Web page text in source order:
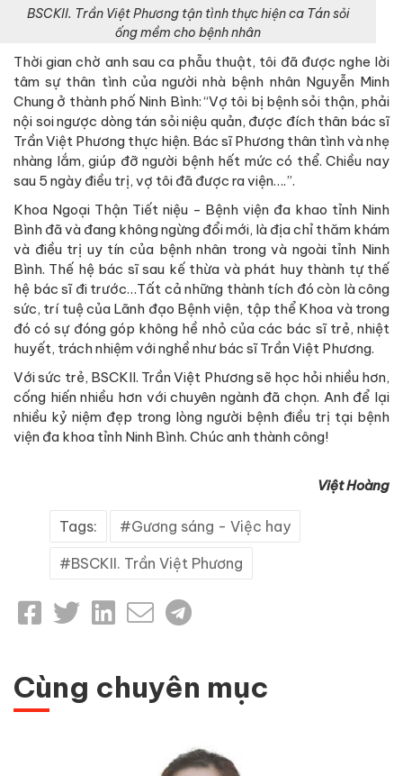
BSCKII. Trần Việt Phương tận tình thực hiện ca Tán sỏi
ống mềm cho bệnh nhân
Thời gian chờ anh sau ca phẫu thuật, tôi đã được nghe lời
tâm sự thân tình của người nhà bệnh nhân Nguyễn Minh
Chung ở thành phố Ninh Bình: “Vợ tôi bị bệnh sỏi thận, phải
nội soi ngược dòng tán sỏi niệu quản, được đích thân bác sĩ
Trần Việt Phương thực hiện. Bác sĩ Phương thân tình và nhẹ
nhàng lắm, giúp đỡ người bệnh hết mức có thể. Chiều nay
sau 5 ngày điều trị, vợ tôi đã được ra viện….”.
Khoa Ngoại Thận Tiết niệu - Bệnh viện đa khao tỉnh Ninh
Bình đã và đang không ngừng đổi mới, là địa chỉ thăm khám
và điều trị uy tín của bệnh nhân trong và ngoài tỉnh Ninh
Bình. Thế hệ bác sĩ sau kế thừa và phát huy thành tự thế
hệ bác sĩ đi trước…Tất cả những thành tích đó còn là công
sức, trí tuệ của Lãnh đạo Bệnh viện, tập thể Khoa và trong
đó có sự đóng góp không hề nhỏ của các bác sĩ trẻ, nhiệt
huyết, trách nhiệm với nghề như bác sĩ Trần Việt Phương.
Với sức trẻ, BSCKII. Trần Việt Phương sẽ học hỏi nhiều hơn,
cống hiến nhiều hơn với chuyên ngành đã chọn. Anh để lại
nhiều kỷ niệm đẹp trong lòng người bệnh điều trị tại bệnh
viện đa khoa tỉnh Ninh Bình. Chúc anh thành công!
Việt Hoàng
Tags: Gương sáng - Việc hay
BSCKII. Trần Việt Phương
Cùng chuyên mục